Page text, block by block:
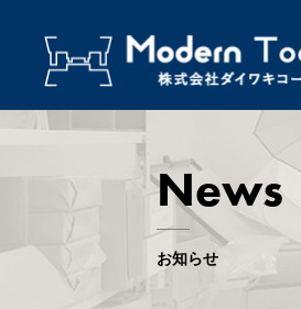
News
お知らせ